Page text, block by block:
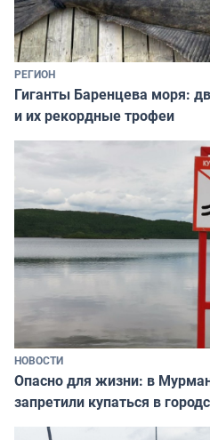
РЕГИОН
Гиганты Баренцева моря:
и их рекордные трофеи
НОВОСТИ
Опасно для жизни: в
запретили купаться в